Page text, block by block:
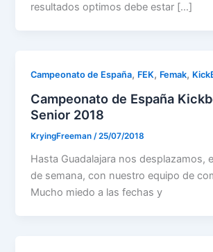
resultados optimos debe estar […]
Campeonato de España, FEK, Femak,
Campeonato de España
Senior 2018
KryingFreeman/25/07/2018
Hasta Guadalajara nos desplazamos,
de semana, con nuestro equipo de
Mucho miedo a las fechas y